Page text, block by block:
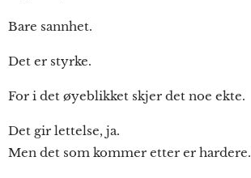
Bare sannhet.
Det er styrke.
For i det øyeblikket skjer det noe ekte.
Det gir lettelse, ja.
Men det som kommer etter er hardere.